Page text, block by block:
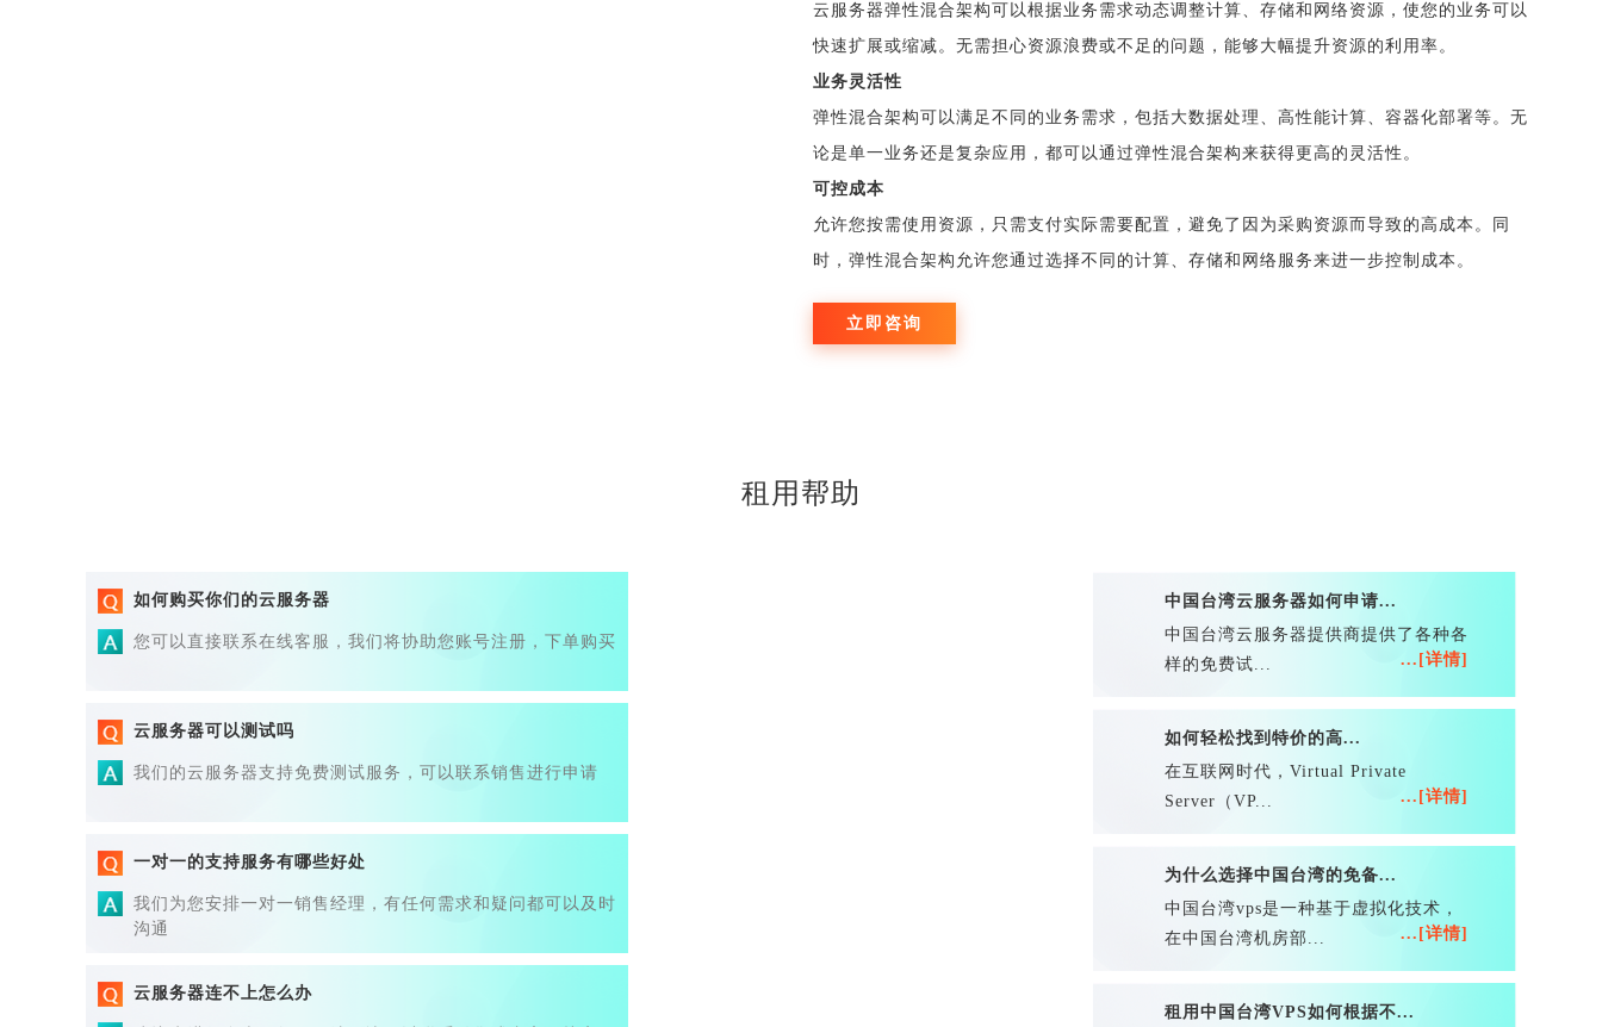
云服务器弹性混合架构可以根据业务需求动态调整计算、存储和网络资源，使您的业务可以
快速扩展或缩减。无需担心资源浪费或不足的问题，能够大幅提升资源的利用率。
业务灵活性
弹性混合架构可以满足不同的业务需求，包括大数据处理、高性能计算、容器化部署等。无
论是单一业务还是复杂应用，都可以通过弹性混合架构来获得更高的灵活性。
可控成本
允许您按需使用资源，只需支付实际需要配置，避免了因为采购资源而导致的高成本。同
时，弹性混合架构允许您通过选择不同的计算、存储和网络服务来进一步控制成本。
立即咨询
租用帮助
如何购买你们的云服务器
您可以直接联系在线客服，我们将协助您账号注册，下单购买
云服务器可以测试吗
我们的云服务器支持免费测试服务，可以联系销售进行申请
一对一的支持服务有哪些好处
我们为您安排一对一销售经理，有任何需求和疑问都可以及时
沟通
云服务器连不上怎么办
中国台湾云服务器如何申请...
中国台湾云服务器提供商提供了各种各
样的免费试...
...[详情]
如何轻松找到特价的高...
在互联网时代，Virtual Private
Server（VP...
...[详情]
为什么选择中国台湾的免备...
中国台湾vps是一种基于虚拟化技术，
在中国台湾机房部...
...[详情]
租用中国台湾VPS如何根据不...